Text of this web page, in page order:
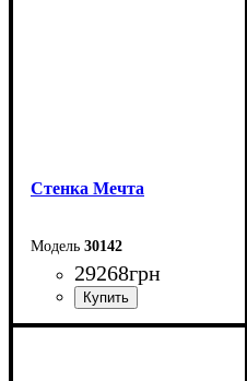
Стенка Мечта
30142
29268грн